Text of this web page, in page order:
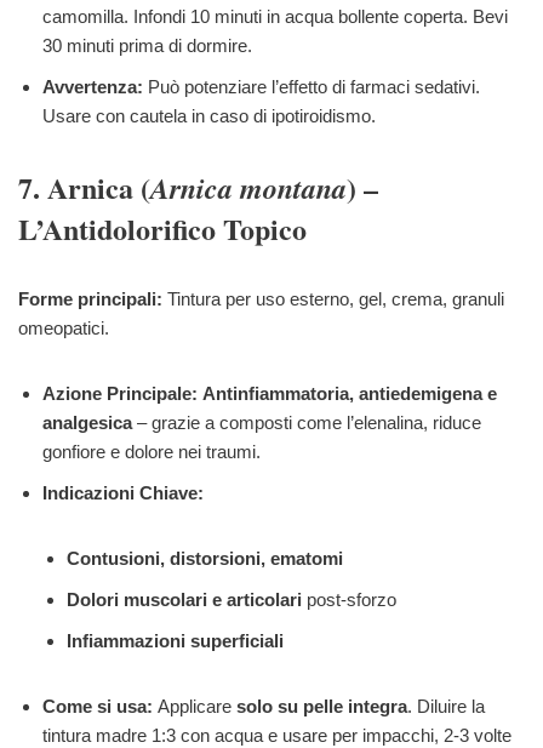
camomilla. Infondi 10 minuti in acqua bollente coperta. Bevi
30 minuti prima di dormire.
Avvertenza: Può potenziare l’effetto di farmaci sedativi.
Usare con cautela in caso di ipotiroidismo.
7. Arnica (Arnica montana) –
L’Antidolorifico Topico
Forme principali: Tintura per uso esterno, gel, crema, granuli
omeopatici.
Azione Principale: Antinfiammatoria, antiedemigena e
analgesica– grazie a composti come l’elenalina, riduce
gonfiore e dolore nei traumi.
Indicazioni Chiave:
Contusioni, distorsioni, ematomi
Dolori muscolari e articolari post-sforzo
Infiammazioni superficiali
Come si usa: Applicare solo su pelle integra. Diluire la
tintura madre 1:3 con acqua e usare per impacchi, 2-3 volte